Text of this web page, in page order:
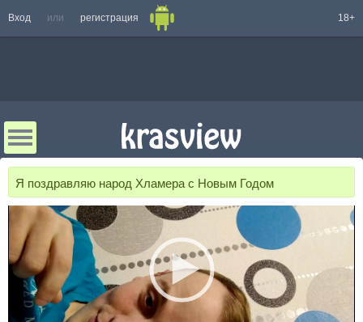
Вход или регистрация 18+
Я поздравляю народ Хламера с Новым Годом